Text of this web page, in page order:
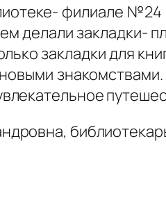
филиале
делали закладки-
закладки для